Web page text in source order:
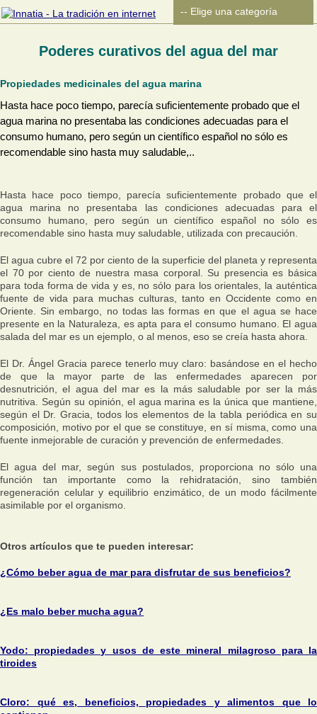
Poderes curativos del agua del mar
Propiedades medicinales del agua marina
Hasta hace poco tiempo, parecía suficientemente probado que el
agua marina no presentaba las condiciones adecuadas para el
consumo humano, pero según un científico español no sólo es
recomendable sino hasta muy saludable,..
Hasta hace poco tiempo, parecía suficientemente probado que el
agua marina no presentaba las condiciones adecuadas para el
consumo humano, pero según un científico español no sólo es
recomendable sino hasta muy saludable, utilizada con precaución.
El agua cubre el 72 por ciento de la superficie del planeta y representa
el 70 por ciento de nuestra masa corporal. Su presencia es básica
para toda forma de vida y es, no sólo para los orientales, la auténtica
fuente de vida para muchas culturas, tanto en Occidente como en
Oriente. Sin embargo, no todas las formas en que el agua se hace
presente en la Naturaleza, es apta para el consumo humano. El agua
salada del mar es un ejemplo, o al menos, eso se creía hasta ahora.
El Dr. Ángel Gracia parece tenerlo muy claro: basándose en el hecho
de que la mayor parte de las enfermedades aparecen por
desnutrición, el agua del mar es la más saludable por ser la más
nutritiva. Según su opinión, el agua marina es la única que mantiene,
según el Dr. Gracia, todos los elementos de la tabla periódica en su
composición, motivo por el que se constituye, en sí misma, como una
fuente inmejorable de curación y prevención de enfermedades.
El agua del mar, según sus postulados, proporciona no sólo una
función tan importante como la rehidratación, sino también
regeneración celular y equilibrio enzimático, de un modo fácilmente
asimilable por el organismo.
Otros artículos que te pueden interesar:
¿Cómo beber agua de mar para disfrutar de sus beneficios?
¿Es malo beber mucha agua?
Yodo: propiedades y usos de este mineral milagroso para la
tiroides
Cloro: qué es, beneficios, propiedades y alimentos que lo